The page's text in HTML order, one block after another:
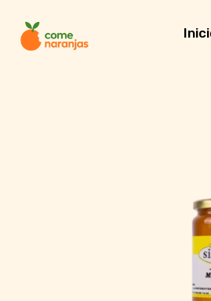
content